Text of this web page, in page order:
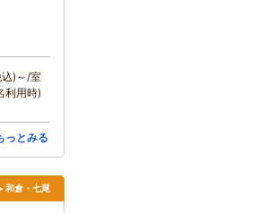
込)～/室
利用時)
っとみる
和倉・七尾